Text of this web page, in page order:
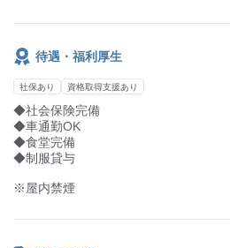
遠方の方でも通いやすいですね☆
ご興味がある方はぜひご連絡ください。
待遇・福利厚生
社保あり 資格取得支援あり
◆社会保険完備
◆車通勤OK
◆食堂完備
◆制服貸与
※屋内禁煙